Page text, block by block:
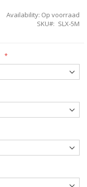
Availability: Op voorraad
SKU
SLX-5M